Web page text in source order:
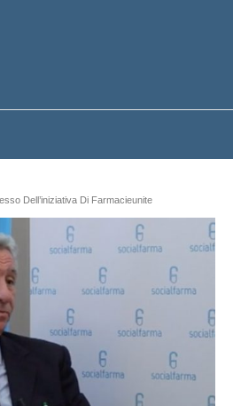
Dell’iniziativa Di Farmacieunite